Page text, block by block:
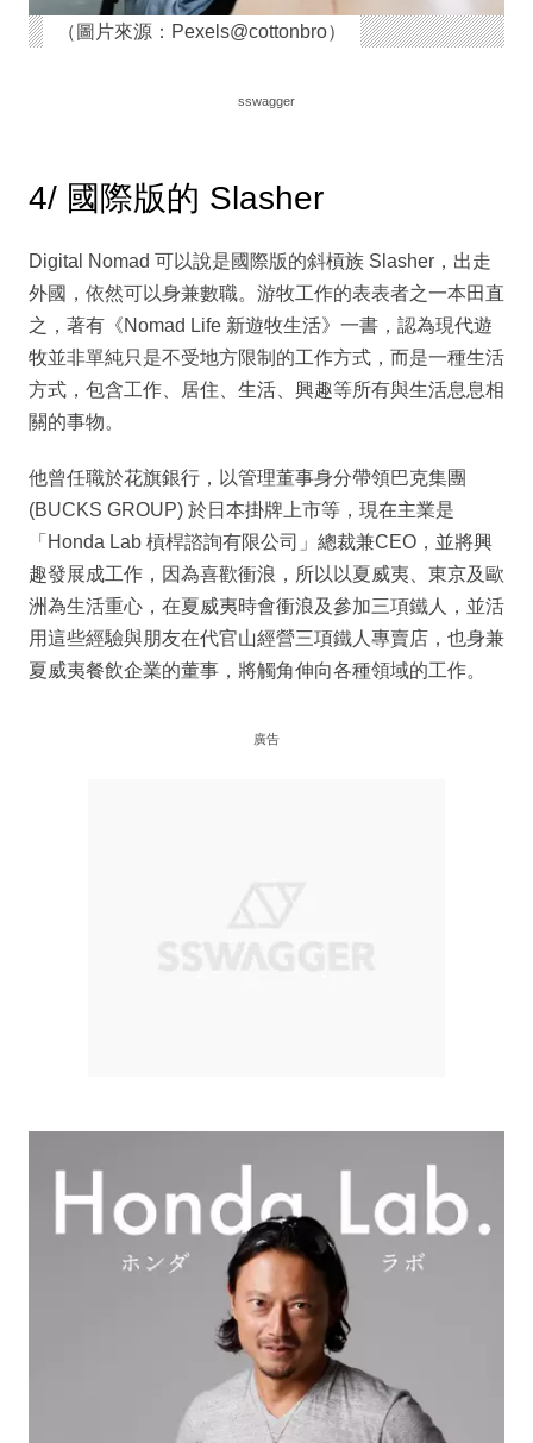
（圖片來源：Pexels@cottonbro）
sswagger
4/ 國際版的 Slasher
Digital Nomad 可以說是國際版的斜槓族 Slasher，出走
外國，依然可以身兼數職。游牧工作的表表者之一本田直
之，著有《Nomad Life 新遊牧生活》一書，認為現代遊
牧並非單純只是不受地方限制的工作方式，而是一種生活
方式，包含工作、居住、生活、興趣等所有與生活息息相
關的事物。
他曾任職於花旗銀行，以管理董事身分帶領巴克集團
(BUCKS GROUP) 於日本掛牌上市等，現在主業是
「Honda Lab 槓桿諮詢有限公司」總裁兼CEO，並將興
趣發展成工作，因為喜歡衝浪，所以以夏威夷、東京及歐
洲為生活重心，在夏威夷時會衝浪及參加三項鐵人，並活
用這些經驗與朋友在代官山經營三項鐵人專賣店，也身兼
夏威夷餐飲企業的董事，將觸角伸向各種領域的工作。
廣告